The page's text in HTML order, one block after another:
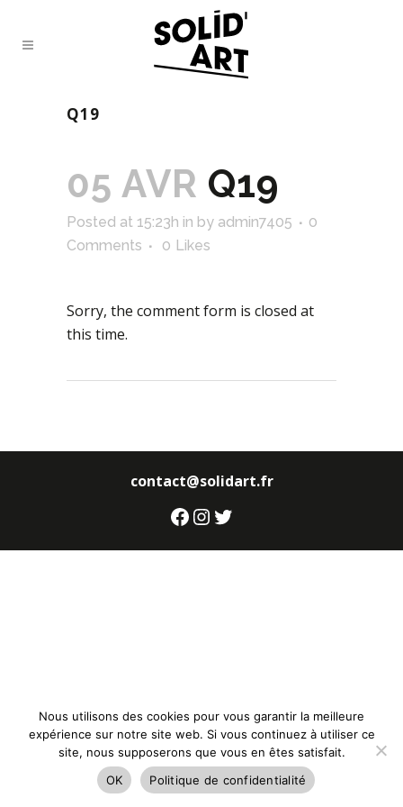
Q19
05 AVR Q19
Posted at 15:23h in by admin7405
0
Comments
0 Likes
Sorry, the comment form is closed at
this time.
contact@solidart.fr
Facebook
Instagram
Twitter
Nous utilisons des cookies pour vous garantir la meilleure
expérience sur notre site web. Si vous continuez à utiliser ce
site, nous supposerons que vous en êtes satisfait.
OK
Politique de confidentialité